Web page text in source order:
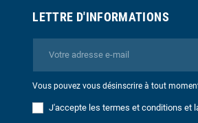
LETTRE D'INFORMATIONS
Vous pouvez vous désinscrire à tout
J'accepte les termes et conditions et